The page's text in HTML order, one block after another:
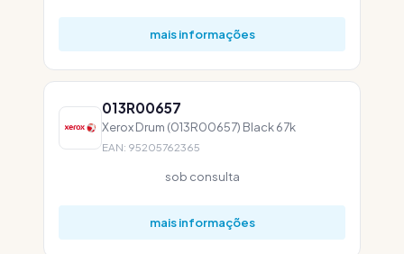
mais informações
013R00657
Xerox Drum (013R00657) Black 67k
EAN: 95205762365
sob consulta
mais informações